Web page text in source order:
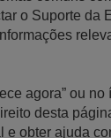
o Suporte da
agora” ou
desta
e obter ajuda